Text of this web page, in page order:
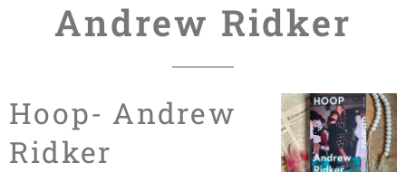
Andrew Ridker
Hoop- Andrew
Ridker